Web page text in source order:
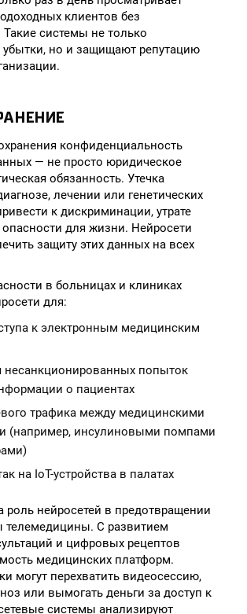
клиентов без
системы не только
но и защищают репутацию
конфиденциальность
— не просто юридическое
обязанность. Утечка
лечении или генетических
к дискриминации, утрате
для жизни. Нейросети
защиту этих данных на всех
в больницах и клиниках
для:
к электронным медицинским
несанкционированных попыток
о пациентах
трафика между медицинскими
(например, инсулиновыми помпами
на IoT-устройства в палатах
роль нейросетей в предотвращении
телемедицины. С развитием
и цифровых рецептов
медицинских платформ.
могут перехватить видеосессию,
или вымогать деньги за доступ к
системы анализируют